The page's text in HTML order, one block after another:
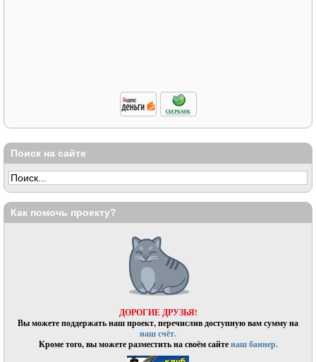
Поиск на сайте
Как помочь проекту?
ДОРОГИЕ ДРУЗЬЯ!
Вы можете поддержать наш проект, перечислив доступную вам сумму на
наш счёт.
Кроме того, вы можете разместить на своём сайтенаш баннер.